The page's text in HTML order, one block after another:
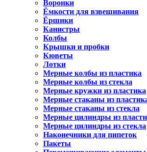
Воронки
Ёмкости для взвешивания
Ёршики
Канистры
Колбы
Крышки и пробки
Кюветы
Лотки
Мерные колбы из пластика
Мерные колбы из стекла
Мерные кружки из пластика
Мерные стаканы из
Мерные стаканы из стекла
Мерные цилиндры из
Мерные цилиндры из стекла
Наконечники для пипеток
Пакеты